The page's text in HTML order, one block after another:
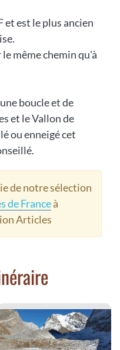
et est le plus ancien
même chemin qu'à
boucle et de
et le Vallon de
ou enneigé cet
de notre sélection
de Franceà
Articles